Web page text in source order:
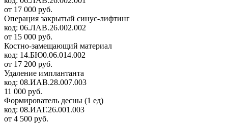
от 17 000 руб.
Операция закрытый синус-лифтинг
код: 06.ЛАВ.26.002.002
от 15 000 руб.
Костно-замещающий материал
код: 14.БЮ0.06.014.002
от 17 200 руб.
Удаление имплантанта
код: 08.ИАВ.28.007.003
11 000 руб.
Формирователь десны (1 ед)
код: 08.ИАГ.26.001.003
от 4 500 руб.